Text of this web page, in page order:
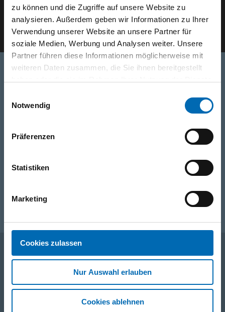
zu können und die Zugriffe auf unsere Website zu
analysieren. Außerdem geben wir Informationen zu Ihrer
Verwendung unserer Website an unsere Partner für
soziale Medien, Werbung und Analysen weiter. Unsere
Partner führen diese Informationen möglicherweise mit
weiteren Daten zusammen, die Sie ihnen bereitgestellt
Notwendig
Präferenzen
Statistiken
Marketing
Cookies zulassen
Nur Auswahl erlauben
Cookies ablehnen
E-Mail eingeben
+49 871 973 899
Unternehmen
Service